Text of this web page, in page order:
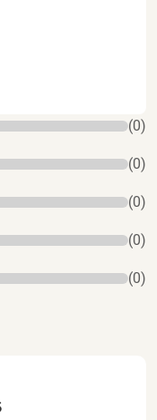
(0)
(0)
(0)
(0)
(0)